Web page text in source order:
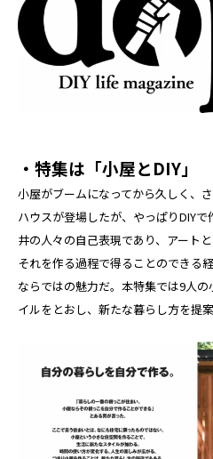
・特集は「小屋とDIY」
小屋がブームになってから久しく、
ハウスが登場したが、やっぱりDIY
井の人々の自己表現であり、アート
それを作る過程で得ることのできる
ならではの魅力だ。本特集では9人
イルをとおし、新たな暮らし方を提案